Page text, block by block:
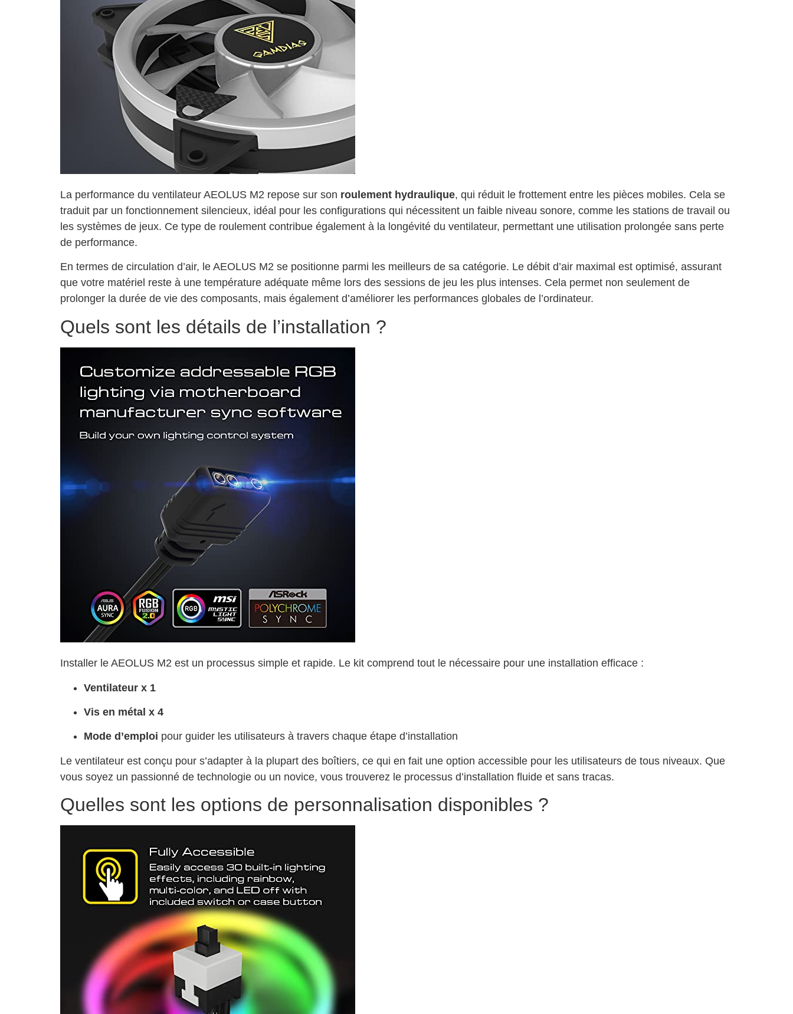
La performance du ventilateur AEOLUS M2 repose sur son roulement hydraulique, qui réduit le frottement entre les pièces mobiles. Cela se
traduit par un fonctionnement silencieux, idéal pour les configurations qui nécessitent un faible niveau sonore, comme les stations de travail ou
les systèmes de jeux. Ce type de roulement contribue également à la longévité du ventilateur, permettant une utilisation prolongée sans perte
de performance.
En termes de circulation d’air, le AEOLUS M2 se positionne parmi les meilleurs de sa catégorie. Le débit d’air maximal est optimisé, assurant
que votre matériel reste à une température adéquate même lors des sessions de jeu les plus intenses. Cela permet non seulement de
prolonger la durée de vie des composants, mais également d’améliorer les performances globales de l’ordinateur.
Quels sont les détails de l’installation ?
Installer le AEOLUS M2 est un processus simple et rapide. Le kit comprend tout le nécessaire pour une installation efficace :
Ventilateur x 1
Vis en métal x 4
Mode d’emploi pour guider les utilisateurs à travers chaque étape d’installation
Le ventilateur est conçu pour s’adapter à la plupart des boîtiers, ce qui en fait une option accessible pour les utilisateurs de tous niveaux. Que
vous soyez un passionné de technologie ou un novice, vous trouverez le processus d’installation fluide et sans tracas.
Quelles sont les options de personnalisation disponibles ?